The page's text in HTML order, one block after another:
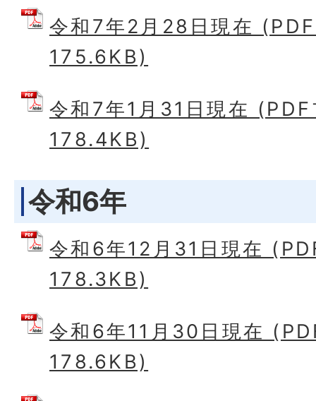
令和7年2月28日現在
175.6KB)
令和7年1月31日現在
178.4KB)
令和6年
令和6年12月31日現在
178.3KB)
令和6年11月30日現在
178.6KB)